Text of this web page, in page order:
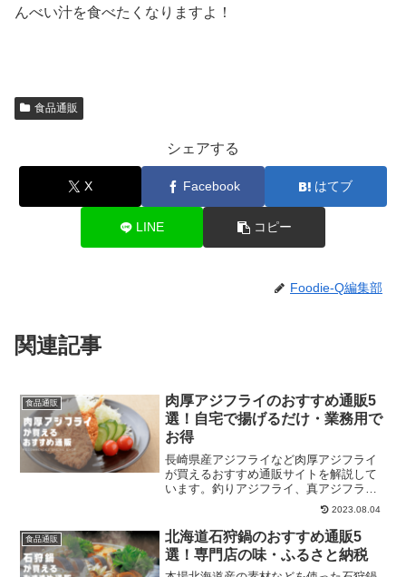
んべい汁を食べたくなりますよ！
食品通販
シェアする
X Facebook はてブ
LINE コピー
Foodie-Q編集部
関連記事
食品通販
肉厚アジフライのおすすめ通販5
選！自宅で揚げるだけ・業務用で
お得
長崎県産アジフライなど肉厚アジフライ
が買えるおすすめ通販サイトを解説して
います。釣りアジフライ、真アジフライ
など魅力的な商品を販売している店舗が
多いです。それぞれ比較してください。
2023.08.04
食品通販
北海道石狩鍋のおすすめ通販5
選！専門店の味・ふるさと納税